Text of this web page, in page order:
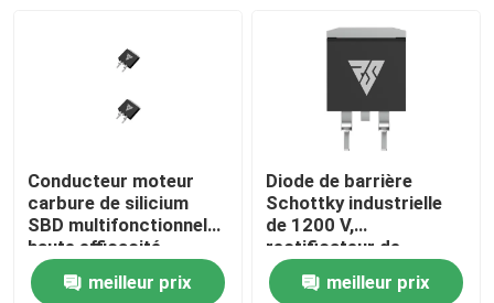
Conducteur moteur
carbure de silicium
SBD multifonctionnel
haute efficacité
meilleur prix
Diode de barrière
Schottky industrielle
de 1200 V,
rectificateur de
carbure de silicium de
circuit PFCmeilleur prix